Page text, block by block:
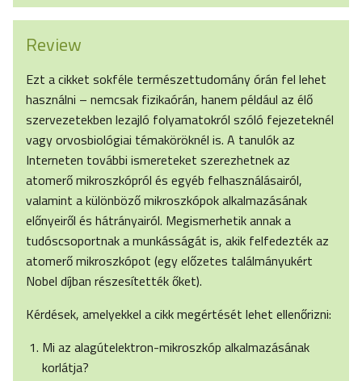
Review
Ezt a cikket sokféle természettudomány órán fel lehet
használni – nemcsak fizikaórán, hanem például az élő
szervezetekben lezajló folyamatokról szóló fejezeteknél
vagy orvosbiológiai témaköröknél is. A tanulók az
Interneten további ismereteket szerezhetnek az
atomerő mikroszkópról és egyéb felhasználásairól,
valamint a különböző mikroszkópok alkalmazásának
előnyeiről és hátrányairól. Megismerhetik annak a
tudóscsoportnak a munkásságát is, akik felfedezték az
atomerő mikroszkópot (egy előzetes találmányukért
Nobel díjban részesítették őket).
Kérdések, amelyekkel a cikk megértését lehet ellenőrizni:
Mi az alagútelektron-mikroszkóp alkalmazásának
korlátja?